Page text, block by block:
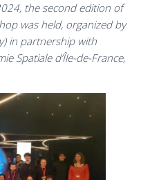
the second edition of
was held, organized by
in partnership with
Spatiale d’Île-de-France,